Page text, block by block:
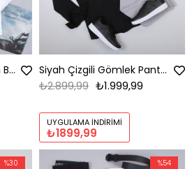
Lacivert Ekose Pantolon Beyaz Gömlek Ayakkabı Kombin Siyah Çizgili Gömlek Pantolon Ayakkabı Kombin
₺1.999,99
₺2.899,99
UYGULAMA İNDIRIMI
₺1899,99
%30 %54